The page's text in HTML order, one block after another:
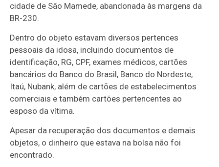
cidade de São Mamede, abandonada às margens da
BR-230.
Dentro do objeto estavam diversos pertences
pessoais da idosa, incluindo documentos de
identificação, RG, CPF, exames médicos, cartões
bancários do Banco do Brasil, Banco do Nordeste,
Itaú, Nubank, além de cartões de estabelecimentos
comerciais e também cartões pertencentes ao
esposo da vítima.
Apesar da recuperação dos documentos e demais
objetos, o dinheiro que estava na bolsa não foi
encontrado.